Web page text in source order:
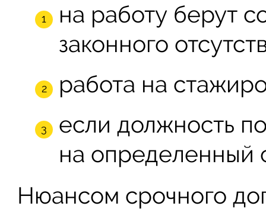
на работу берут
законного
работа на
если должность
на определенный
Нюансом срочного